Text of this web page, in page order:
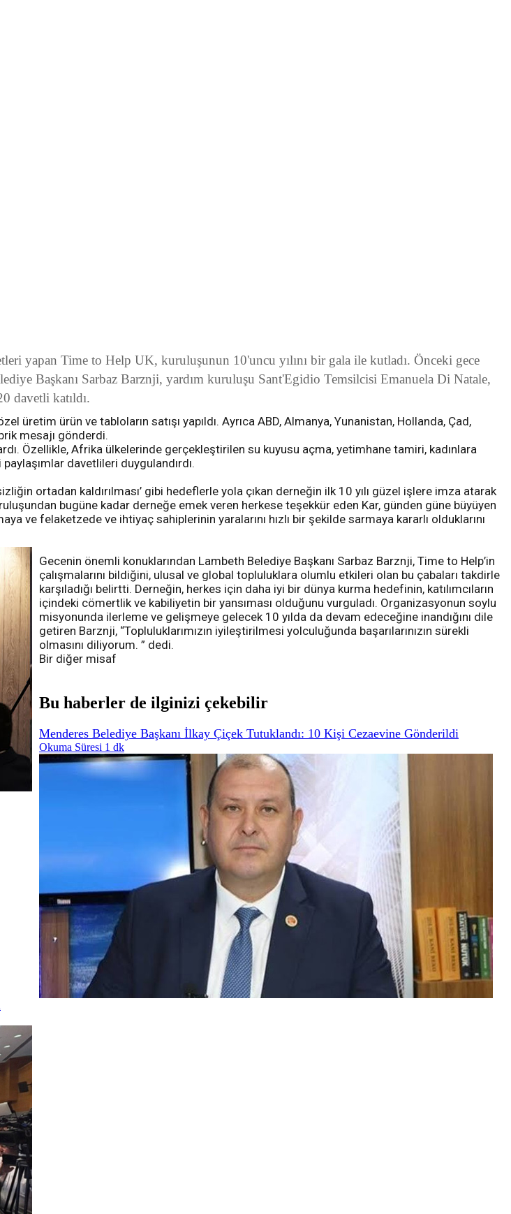
yapan Time to Help UK, kuruluşunun 10'uncu yılını bir gala ile kutladı. Önceki gece
Başkanı Sarbaz Barznji, yardım kuruluşu Sant'Egidio Temsilcisi Emanuela Di Natale,
davetli katıldı.
üretim ürün ve tabloların satışı yapıldı. Ayrıca ABD, Almanya, Yunanistan, Hollanda, Çad,
mesajı gönderdi.
Özellikle, Afrika ülkelerinde gerçekleştirilen su kuyusu açma, yetimhane tamiri, kadınlara
davetlileri duygulandırdı.
ortadan kaldırılması’ gibi hedeflerle yola çıkan derneğin ilk 10 yılı güzel işlere imza atarak
bugüne kadar derneğe emek veren herkese teşekkür eden Kar, günden güne büyüyen
ve felaketzede ve ihtiyaç sahiplerinin yaralarını hızlı bir şekilde sarmaya kararlı olduklarını
Gecenin önemli konuklarından Lambeth Belediye Başkanı Sarbaz Barznji, Time to Help’in
çalışmalarını bildiğini, ulusal ve global topluluklara olumlu etkileri olan bu çabaları takdirle
karşıladığı belirtti. Derneğin, herkes için daha iyi bir dünya kurma hedefinin, katılımcıların
içindeki cömertlik ve kabiliyetin bir yansıması olduğunu vurguladı. Organizasyonun soylu
misyonunda ilerleme ve gelişmeye gelecek 10 yılda da devam edeceğine inandığını dile
getiren Barznji, “Topluluklarımızın iyileştirilmesi yolculuğunda başarılarınızın sürekli
olmasını diliyorum. ” dedi.
Bir diğer misaf
Bu haberler de ilginizi çekebilir
Menderes Belediye Başkanı İlkay Çiçek Tutuklandı: 10 Kişi Cezaevine Gönderildi
Okuma Süresi 1 dk